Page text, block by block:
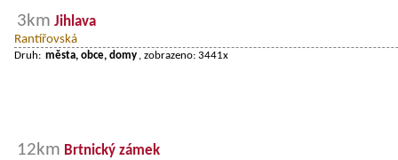
3km Jihlava
Rantířovská
Druh: města, obce, domy , zobrazeno: 3441x
12km Brtnický zámek